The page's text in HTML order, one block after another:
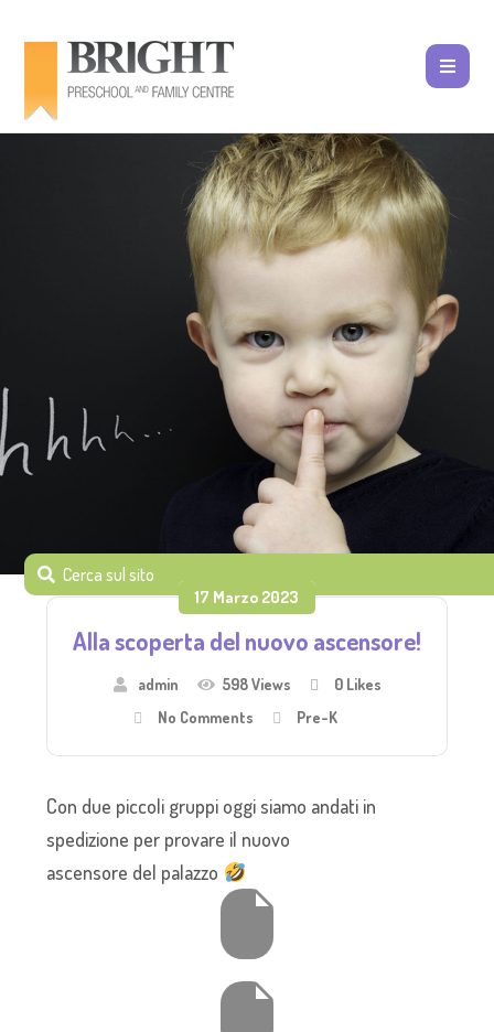
17 Marzo 2023
Alla scoperta del nuovo ascensore!
admin 598 Views 0Likes
No Comments
Pre-K
Con due piccoli gruppi oggi siamo andati in
spedizione per provare il nuovo
ascensore del palazzo